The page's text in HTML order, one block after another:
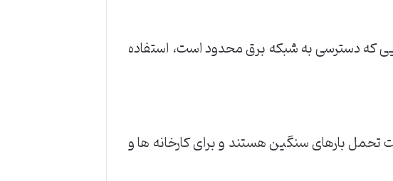
که دسترسی به شبکه برق محدود است، استفاده
تحمل بارهای سنگین هستند و برای کارخانه ها و